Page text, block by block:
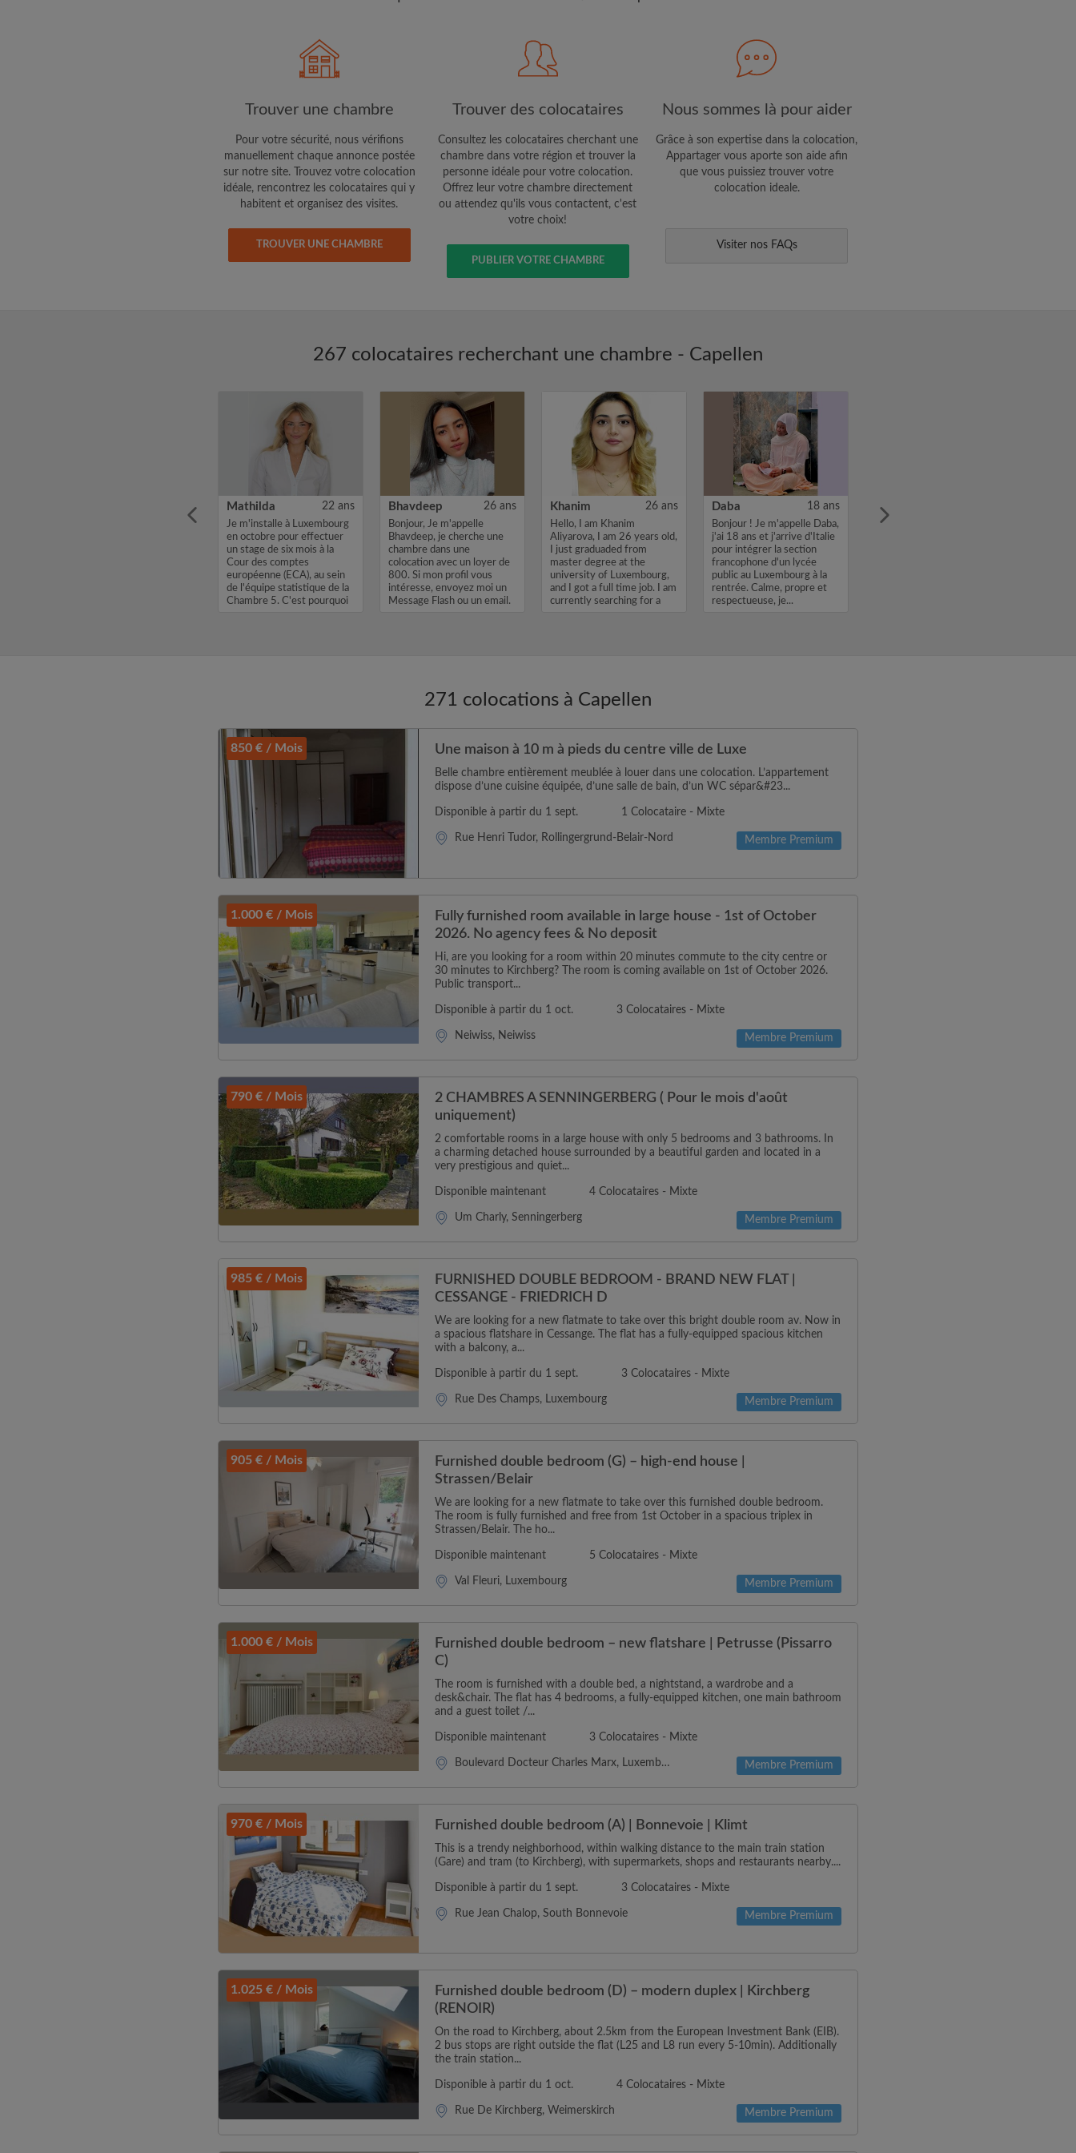
Je souhaite recevoir des offres exclusives et des mises à
Trouver une chambre
Pour votre sécurité, nous vérifions
manuellement chaque annonce postée
sur notre site. Trouvez votre colocation
idéale, rencontrez les colocataires qui y
habitent et organisez des visites.
TROUVER UNE CHAMBRE
Trouver des colocataires
Consultez les colocataires cherchant une
chambre dans votre région et trouver la
personne idéale pour votre colocation.
Offrez leur votre chambre directement
ou attendez qu'ils vous contactent, c'est
votre choix!
PUBLIER VOTRE CHAMBRE
Nous sommes là pour aider
Grâce à son expertise dans la colocation,
Appartager vous aporte son aide afin
que vous puissiez trouver votre
colocation ideale.
Visiter nos FAQs
267 colocataires recherchant une chambre - Capellen
Mathilda 22 ans
Je m'installe à Luxembourg
en octobre pour effectuer
un stage de six mois à la
Cour des comptes
européenne (ECA), au sein
de l'équipe statistique de la
Chambre 5. C'est pourquoi
Bhavdeep 26 ans
Bonjour, Je m'appelle
Bhavdeep, je cherche une
chambre dans une
colocation avec un loyer de
800. Si mon profil vous
intéresse, envoyez moi un
Message Flash ou un email.
Khanim 26 ans
Hello, I am Khanim
Aliyarova, I am 26 years old,
I just graduaded from
master degree at the
university of Luxembourg,
and I got a full time job. I am
currently searching for a
Daba 18 ans
Bonjour ! Je m'appelle Daba,
j'ai 18 ans et j'arrive d'Italie
pour intégrer la section
francophone d'un lycée
public au Luxembourg à la
rentrée. Calme, propre et
respectueuse, je...
271 colocations à Capellen
850 € / Mois Une maison à 10 m à pieds du centre ville de Luxe
Belle chambre entièrement meublée à louer dans une colocation. L’appartement
dispose d’une cuisine équipée, d’une salle de bain, d’un WC sépar&#23...
Disponible à partir du 1 sept. 1 Colocataire - Mixte
Rue Henri Tudor, Rollingergrund-Belair-Nord Membre Premium
1.000 € / Mois
Fully furnished room available in large house - 1st of October
2026. No agency fees & No deposit
Hi, are you looking for a room within 20 minutes commute to the city centre or
30 minutes to Kirchberg? The room is coming available on 1st of October 2026.
Public transport...
Disponible à partir du 1 oct. 3 Colocataires - Mixte
Neiwiss, Neiwiss Membre Premium
790 € / Mois
2 CHAMBRES A SENNINGERBERG ( Pour le mois d'août
uniquement)
2 comfortable rooms in a large house with only 5 bedrooms and 3 bathrooms. In
a charming detached house surrounded by a beautiful garden and located in a
very prestigious and quiet...
Disponible maintenant 4 Colocataires - Mixte
Um Charly, Senningerberg Membre Premium
985 € / Mois
FURNISHED DOUBLE BEDROOM - BRAND NEW FLAT |
CESSANGE - FRIEDRICH D
We are looking for a new flatmate to take over this bright double room av. Now in
a spacious flatshare in Cessange. The flat has a fully-equipped spacious kitchen
with a balcony, a...
Disponible à partir du 1 sept. 3 Colocataires - Mixte
Rue Des Champs, Luxembourg Membre Premium
905 € / Mois
Furnished double bedroom (G) – high-end house |
Strassen/Belair
We are looking for a new flatmate to take over this furnished double bedroom.
The room is fully furnished and free from 1st October in a spacious triplex in
Strassen/Belair. The ho...
Disponible maintenant 5 Colocataires - Mixte
Val Fleuri, Luxembourg Membre Premium
1.000 € / Mois
Furnished double bedroom – new flatshare | Petrusse (Pissarro
C)
The room is furnished with a double bed, a nightstand, a wardrobe and a
desk&chair. The flat has 4 bedrooms, a fully-equipped kitchen, one main bathroom
and a guest toilet /...
Disponible maintenant 3 Colocataires - Mixte
Boulevard Docteur Charles Marx, Luxembourg Membre Premium
970 € / Mois Furnished double bedroom (A) | Bonnevoie | Klimt
This is a trendy neighborhood, within walking distance to the main train station
(Gare) and tram (to Kirchberg), with supermarkets, shops and restaurants nearby....
Disponible à partir du 1 sept. 3 Colocataires - Mixte
Rue Jean Chalop, South Bonnevoie Membre Premium
1.025 € / Mois
Furnished double bedroom (D) – modern duplex | Kirchberg
(RENOIR)
On the road to Kirchberg, about 2.5km from the European Investment Bank (EIB).
2 bus stops are right outside the flat (L25 and L8 run every 5-10min). Additionally
the train station...
Disponible à partir du 1 oct. 4 Colocataires - Mixte
Rue De Kirchberg, Weimerskirch Membre Premium